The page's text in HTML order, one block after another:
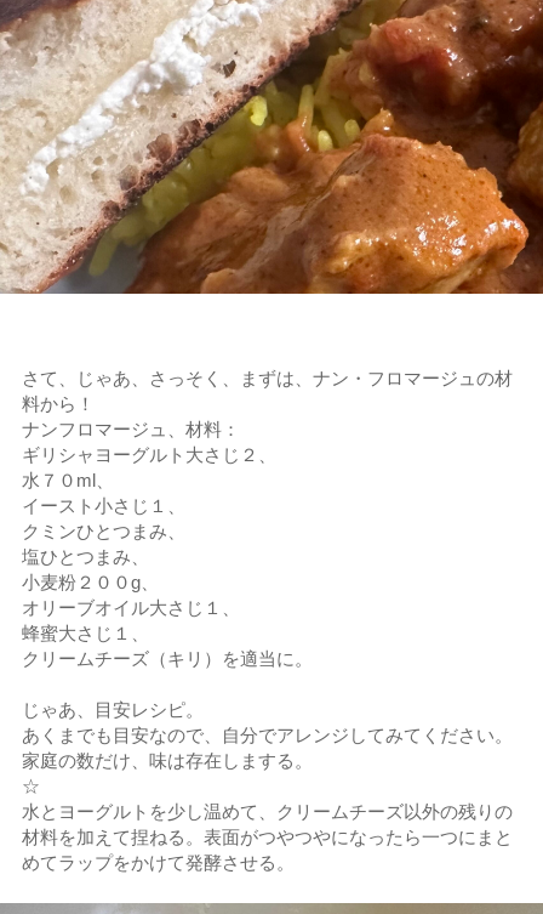
さて、じゃあ、さっそく、まずは、ナン・フロマージュの材
料から！
ナンフロマージュ、材料：
ギリシャヨーグルト大さじ２、
水７０ml、
イースト小さじ１、
クミンひとつまみ、
塩ひとつまみ、
小麦粉２００g、
オリーブオイル大さじ１、
蜂蜜大さじ１、
クリームチーズ（キリ）を適当に。
じゃあ、目安レシピ。
あくまでも目安なので、自分でアレンジしてみてください。
家庭の数だけ、味は存在しまする。
☆
水とヨーグルトを少し温めて、クリームチーズ以外の残りの
材料を加えて捏ねる。表面がつやつやになったら一つにまと
めてラップをかけて発酵させる。